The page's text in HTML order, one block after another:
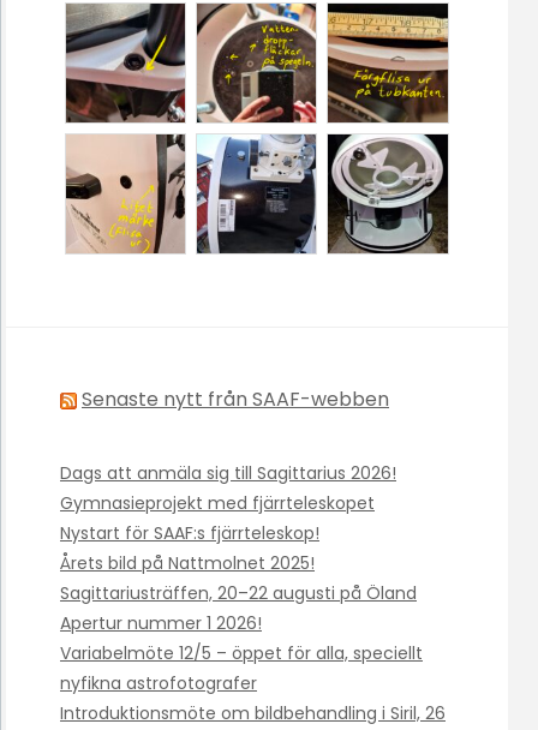
Senaste nytt från SAAF-webben
Dags att anmäla sig till Sagittarius 2026!
Gymnasieprojekt med fjärrteleskopet
Nystart för SAAF:s fjärrteleskop!
Årets bild på Nattmolnet 2025!
Sagittariusträffen, 20–22 augusti på Öland
Apertur nummer 1 2026!
Variabelmöte 12/5 – öppet för alla, speciellt
nyfikna astrofotografer
Introduktionsmöte om bildbehandling i Siril, 26